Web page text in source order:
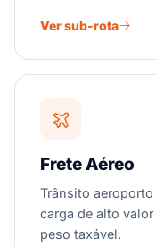
Ver sub-rota
Frete Aéreo
Trânsito
carga de alto
peso taxável.